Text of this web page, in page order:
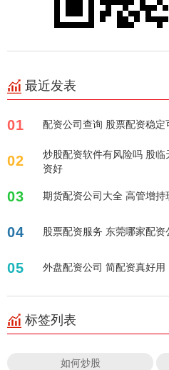
最近发表
01 配资公司查询 股票配资稳
02
炒股配资软件有风险吗 股
资好
03 期货配资公司大全 高管增
04 股票配资服务 东莞哪家配资
05 外盘配资公司 简配资真好用
标签列表
如何炒股